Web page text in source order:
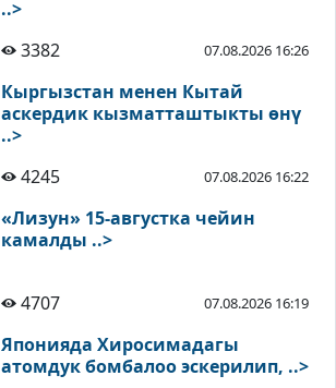
..>
3382
07.08.2026 16:26
Кыргызстан менен Кытай
аскердик кызматташтыкты өнү
..>
4245
07.08.2026 16:22
«Лизун» 15-августка чейин
камалды ..>
4707 07.08.2026 16:19
Японияда Хиросимадагы
атомдук бомбалоо эскерилип, ..>